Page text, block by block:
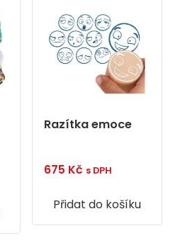
Razítka emoce
675 Kč s DPH
Přidat do košíku